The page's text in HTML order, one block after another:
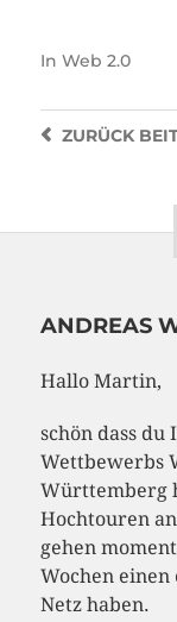
In Web 2.0
ZURÜCK
ANDREAS
Hallo Martin,
schön dass du
Wettbewerbs
Württemberg
Hochtouren
gehen
Wochen
Netz haben.